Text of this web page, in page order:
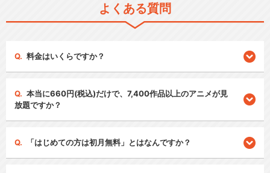
よくある質問
料金はいくらですか？
本当に660円(税込)だけで、7,400作品以上のアニメが見
放題ですか？
「はじめての方は初月無料」とはなんですか？